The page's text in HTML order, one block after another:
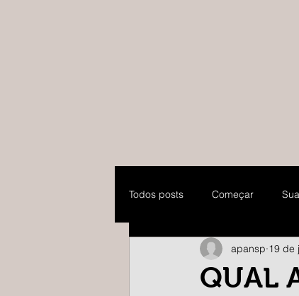
Todos posts Começar
QUAL
apansp 19 de